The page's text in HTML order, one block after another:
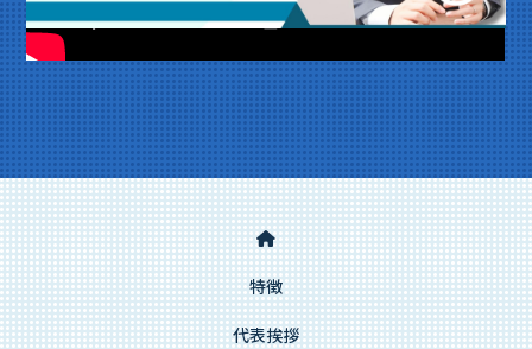
特徴
代表挨拶